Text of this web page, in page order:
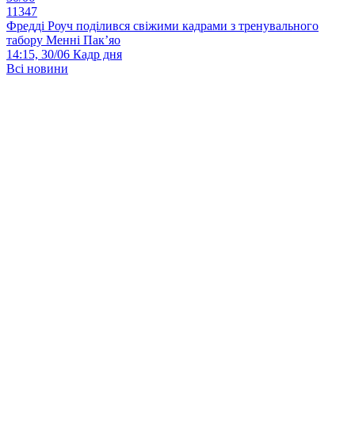
11347
Фредді Роуч поділився свіжими кадрами з тренувального
табору Менні Пак’яо
14:15, 30/06 Кадр дня
Всі новини